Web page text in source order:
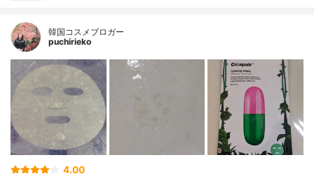
韓国コスメブロガー
puchirieko
4.00